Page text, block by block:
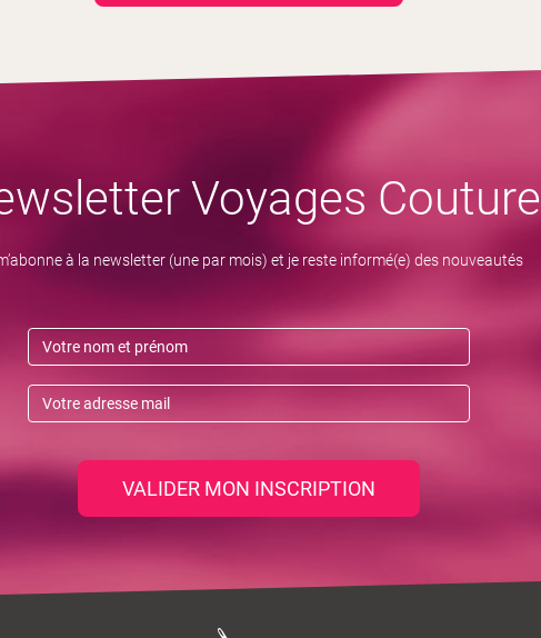
Voyages Couture
à la newsletter (une par mois) et je reste informé(e) des nouveautés
VALIDER MON INSCRIPTION